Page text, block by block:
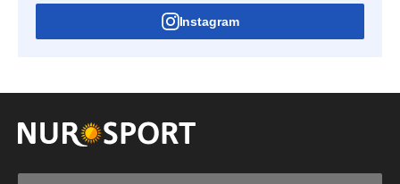
Instagram